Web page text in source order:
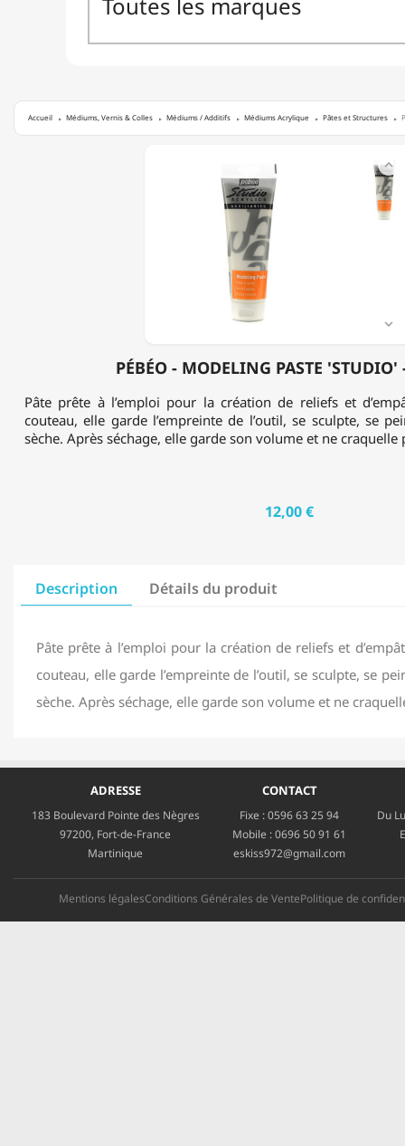
Accueil Médiums, Vernis & Colles Médiums / Additifs Médiums Acrylique Pâtes et Structures
PÉBÉO - MODELING PASTE


Pâte prête à l’emploi pour la création de reliefs et
couteau, elle garde l’empreinte de l’outil, se sculpte, se
sèche. Après séchage, elle garde son volume et ne craquelle
12,00 €
Description Détails du produit
Pâte prête à l’emploi pour la création de reliefs et
couteau, elle garde l’empreinte de l’outil, se sculpte, se
sèche. Après séchage, elle garde son volume et ne
ADRESSE
183 Boulevard Pointe des Nègres
97200, Fort-de-France
Martinique
CONTACT
Fixe :0596 63 25 94
Mobile :0696 50 91 61
eskiss972@gmail.com
Du
Mentions légalesConditions Générales de VentePolitique de